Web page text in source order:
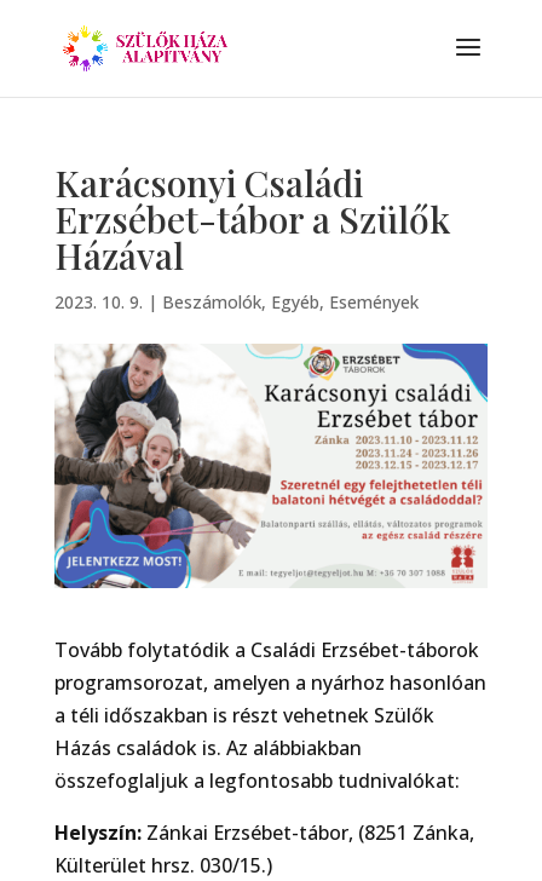
Karácsonyi Családi
Erzsébet-tábor a Szülők
Házával
2023. 10. 9. | Beszámolók, Egyéb, Események
Tovább folytatódik a Családi Erzsébet-táborok
programsorozat, amelyen a nyárhoz hasonlóan
a téli időszakban is részt vehetnek Szülők
Házás családok is. Az alábbiakban
összefoglaljuk a legfontosabb tudnivalókat:
Helyszín:Zánkai Erzsébet-tábor, (8251 Zánka,
Külterület hrsz. 030/15.)